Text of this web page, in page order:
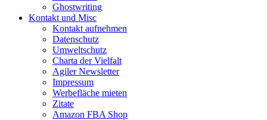
Ghostwriting
Kontakt und Misc
Kontakt aufnehmen
Datenschutz
Umweltschutz
Charta der Vielfalt
Agiler Newsletter
Impressum
Werbefläche mieten
Zitate
Amazon FBA Shop